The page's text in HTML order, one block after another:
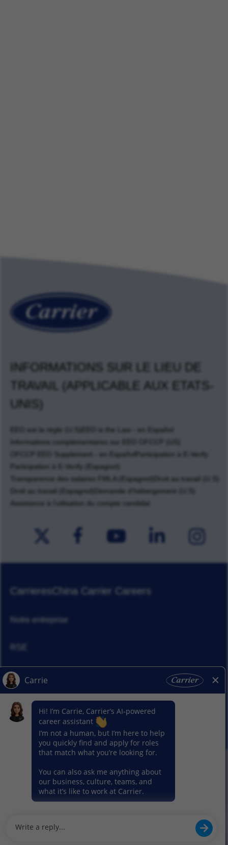
INFORMATIONS SUR LE LIEU DE
TRAVAIL (APPLICABLE AUX ETATS-
UNIS)
EEO est la règle (U.S)
EEO is the Law - en Español
Informations complémentaires sur EEO OFCCP (US)
OFCCP EEO Supplement - en Español
Participation à E-Verify
Participation à E-Verify (Espagnol)
Transparence des salaires FMLA (Espagnol)
Droit au travail (U.S)
Droit au travail (Espagnol)
Demande d'hébergement (U.S)
Assistance à l'utlisation du compte candidat
CarrieresChina Carrier Careers
Notre entreprise
Actualités
Nos activitiés
© 2026 Carrier. Tous droits réservés
Notice sur la protection des données
Conditions d'utilisation